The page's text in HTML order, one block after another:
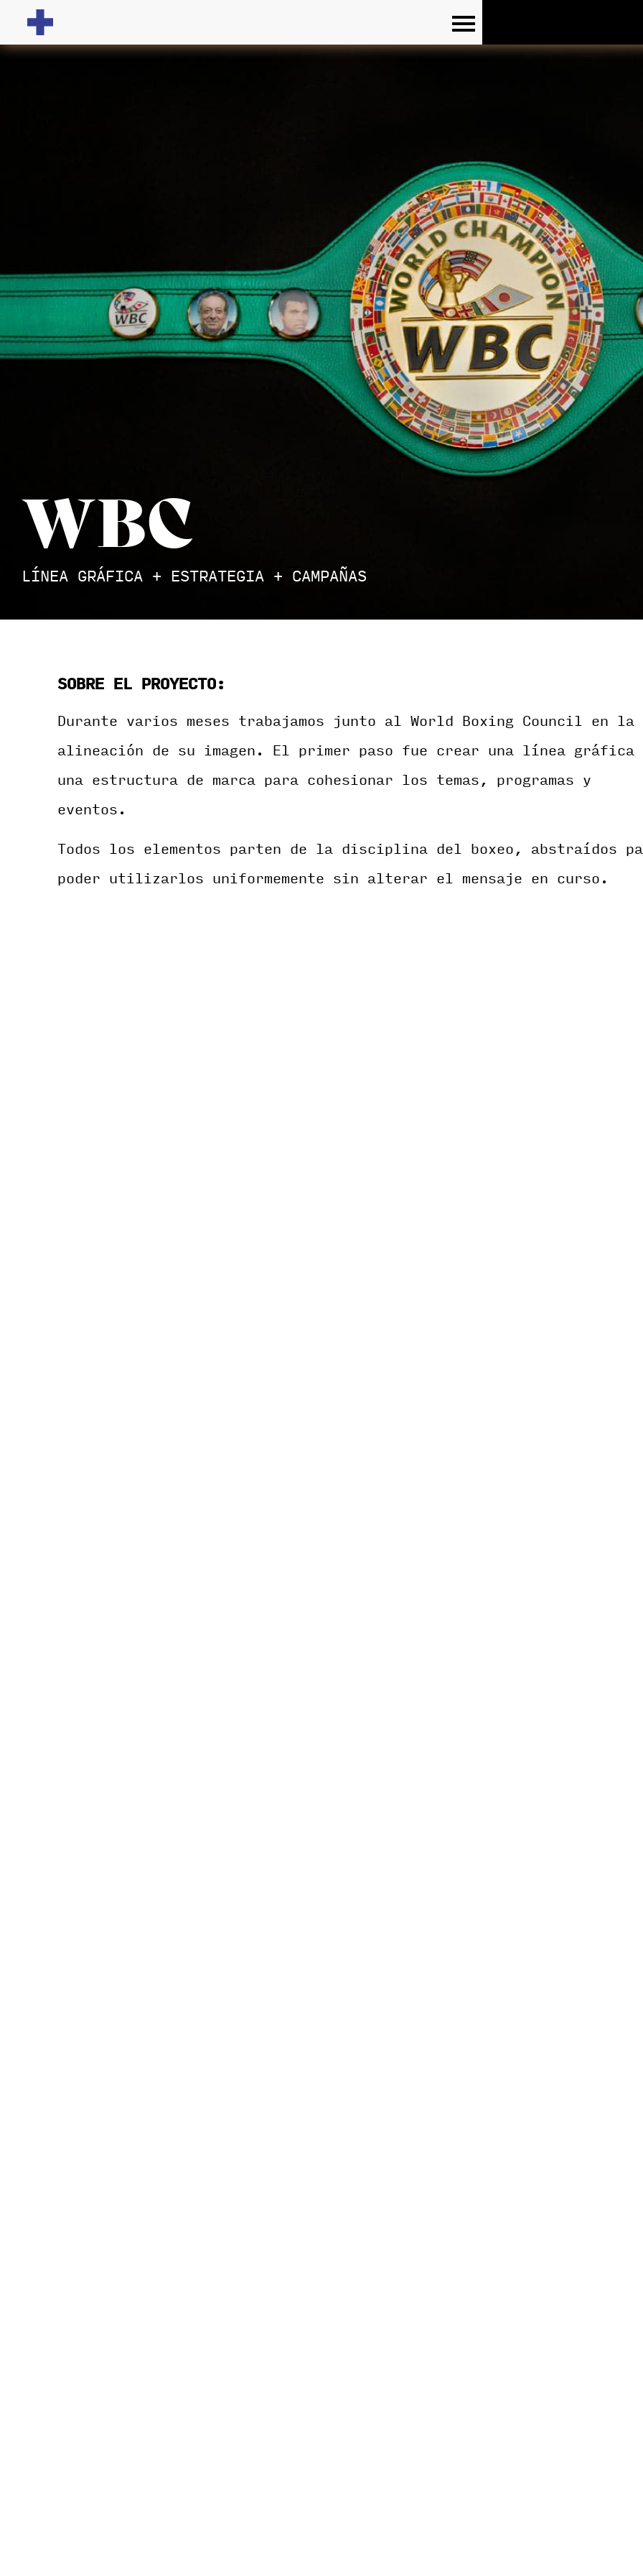
WBC
LÍNEA GRÁFICA + ESTRATEGIA + CAMPAÑAS
SOBRE EL PROYECTO:
Durante varios meses trabajamos junto al World Boxing Council en la
alineación de su imagen. El primer paso fue crear una línea gráfica
una estructura de marca para cohesionar los temas, programas y
eventos.
Todos los elementos parten de la disciplina del boxeo, abstraídos
poder utilizarlos uniformemente sin alterar el mensaje en curso.